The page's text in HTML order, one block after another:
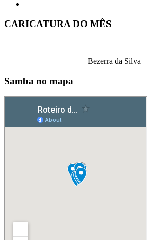
CARICATURA DO MÊS
Bezerra da Silva
Samba no mapa